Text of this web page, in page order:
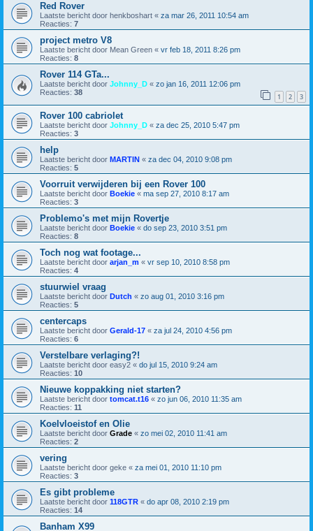
Red Rover
Laatste bericht door henkboshart « za mar 26, 2011 10:54 am
Reacties: 7
project metro V8
Laatste bericht door Mean Green « vr feb 18, 2011 8:26 pm
Reacties: 8
Rover 114 GTa...
Laatste bericht door Johnny_D « zo jan 16, 2011 12:06 pm
Reacties: 38 1 2 3
Rover 100 cabriolet
Laatste bericht door Johnny_D « za dec 25, 2010 5:47 pm
Reacties: 3
help
Laatste bericht door MARTIN « za dec 04, 2010 9:08 pm
Reacties: 5
Voorruit verwijderen bij een Rover 100
Laatste bericht door Boekie « ma sep 27, 2010 8:17 am
Reacties: 3
Problemo's met mijn Rovertje
Laatste bericht door Boekie « do sep 23, 2010 3:51 pm
Reacties: 8
Toch nog wat footage...
Laatste bericht door arjan_m « vr sep 10, 2010 8:58 pm
Reacties: 4
stuurwiel vraag
Laatste bericht door Dutch « zo aug 01, 2010 3:16 pm
Reacties: 5
centercaps
Laatste bericht door Gerald-17 « za jul 24, 2010 4:56 pm
Reacties: 6
Verstelbare verlaging?!
Laatste bericht door easy2 « do jul 15, 2010 9:24 am
Reacties: 10
Nieuwe koppakking niet starten?
Laatste bericht door tomcat.t16 « zo jun 06, 2010 11:35 am
Reacties: 11
Koelvloeistof en Olie
Laatste bericht door Grade « zo mei 02, 2010 11:41 am
Reacties: 2
vering
Laatste bericht door geke « za mei 01, 2010 11:10 pm
Reacties: 3
Es gibt probleme
Laatste bericht door 118GTR « do apr 08, 2010 2:19 pm
Reacties: 14
Banham X99